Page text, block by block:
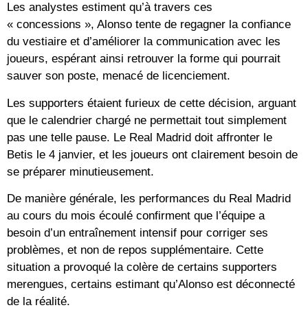
Les analystes estiment qu’à travers ces
« concessions », Alonso tente de regagner la confiance
du vestiaire et d’améliorer la communication avec les
joueurs, espérant ainsi retrouver la forme qui pourrait
sauver son poste, menacé de licenciement.
Les supporters étaient furieux de cette décision, arguant
que le calendrier chargé ne permettait tout simplement
pas une telle pause. Le Real Madrid doit affronter le
Betis le 4 janvier, et les joueurs ont clairement besoin de
se préparer minutieusement.
De manière générale, les performances du Real Madrid
au cours du mois écoulé confirment que l’équipe a
besoin d’un entraînement intensif pour corriger ses
problèmes, et non de repos supplémentaire. Cette
situation a provoqué la colère de certains supporters
merengues, certains estimant qu’Alonso est déconnecté
de la réalité.